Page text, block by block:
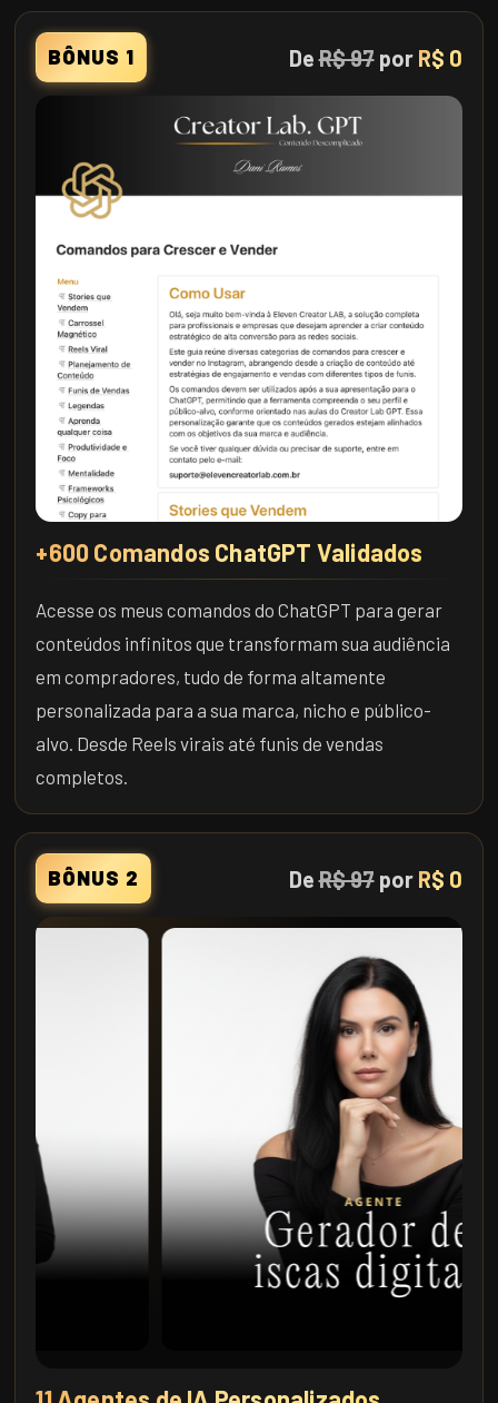
BÔNUS 1 DeR$ 97por R$ 0
+600 Comandos ChatGPT Validados
Acesse os meus comandos do ChatGPT para gerar
conteúdos infinitos que transformam sua audiência
em compradores, tudo de forma altamente
personalizada para a sua marca, nicho e público-
alvo. Desde Reels virais até funis de vendas
completos.
BÔNUS 2 DeR$ 97por R$ 0